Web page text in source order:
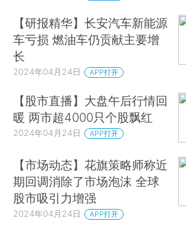
【研报精华】长安汽车新能源
车亏损 燃油车仍贡献主要增
长
2024年04月24日 APP打开
【股市直播】大盘午后行情回
暖 两市超4000只个股飘红
2024年04月24日 APP打开
【市场动态】花旗策略师称近
期回调消除了市场泡沫 全球
股市吸引力增强
2024年04月24日 APP打开